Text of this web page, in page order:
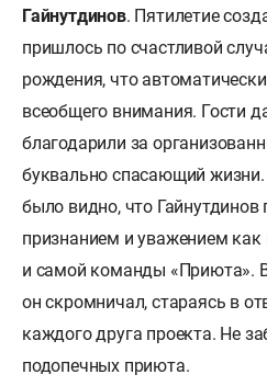
Гайнутдинов. Пятилетие
пришлось по счастливой
рождения, что
всеобщего внимания. Гости
благодарили за
буквально спасающий
было видно, что
признанием и уважением как
и самой команды «Приюта».
он скромничал, стараясь в
каждого друга проекта. Не
подопечных приюта.